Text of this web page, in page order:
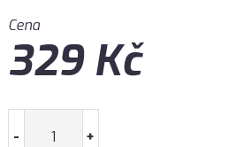
Cena
329Kč
- +